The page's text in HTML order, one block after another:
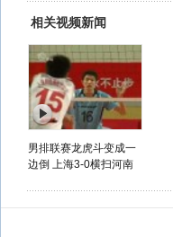
相关视频新闻
男排联赛龙虎斗变成一
边倒 上海3-0横扫河南